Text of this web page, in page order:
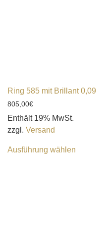
Ring 585 mit Brillant 0,09
805,00€
Enthält 19% MwSt.
zzgl. Versand
Ausführung wählen